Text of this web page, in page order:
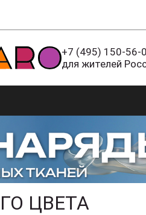
+7 (495) 150-56-
для жителей
ЦВЕТА